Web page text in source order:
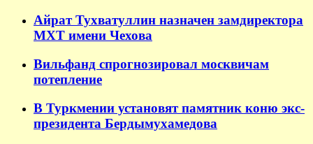
Айрат Тухватуллин назначен замдиректора
МХТ имени Чехова
Вильфанд спрогнозировал москвичам
потепление
В Туркмении установят памятник коню экс-
президента Бердымухамедова